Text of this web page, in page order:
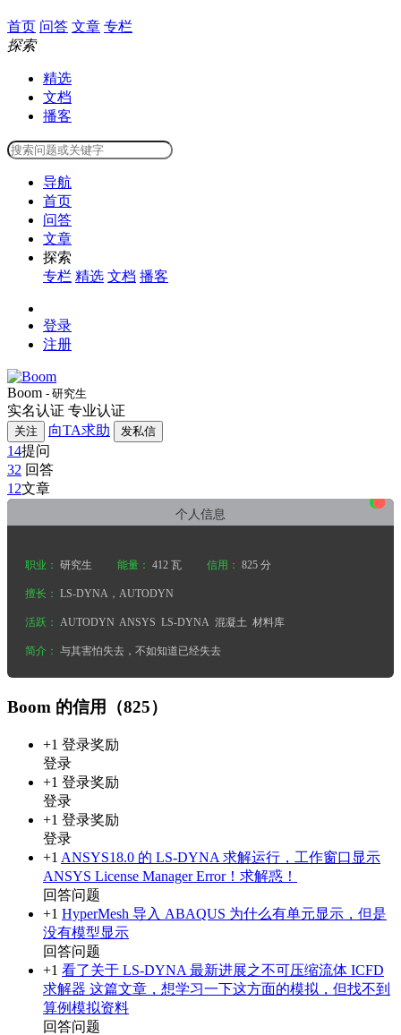
首页 问答 文章 专栏
探索
精选
文档
播客
导航
首页
问答
文章
探索
专栏 精选 文档 播客
登录
注册
Boom - 研究生
实名认证 专业认证
关注 向TA求助 发私信
14提问
32 回答
12文章
个人信息 •
•
•
职业： 研究生 能量： 412 瓦 信用： 825 分
擅长： LS-DYNA，AUTODYN
活跃： AUTODYN ANSYS LS-DYNA 混凝土 材料库
简介： 与其害怕失去，不如知道已经失去
Boom 的信用（825）
+1 登录奖励
登录
+1 登录奖励
登录
+1 登录奖励
登录
+1 ANSYS18.0 的 LS-DYNA 求解运行，工作窗口显示
ANSYS License Manager Error！求解惑！
回答问题
+1 HyperMesh 导入 ABAQUS 为什么有单元显示，但是
没有模型显示
回答问题
+1 看了关于 LS-DYNA 最新进展之不可压缩流体 ICFD
求解器 这篇文章，想学习一下这方面的模拟，但找不到
算例模拟资料
回答问题